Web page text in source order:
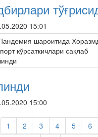
15:01
15:00
1 2 3 4 5 6